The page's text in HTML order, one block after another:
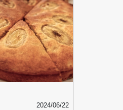
2024/06/22